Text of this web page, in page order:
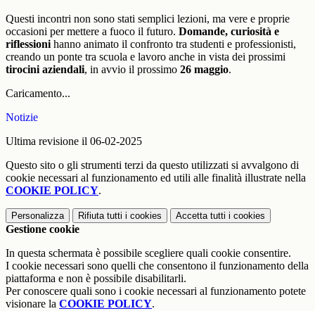
Questi incontri non sono stati semplici lezioni, ma vere e proprie
occasioni per mettere a fuoco il futuro. Domande, curiosità e
riflessioni hanno animato il confronto tra studenti e professionisti,
creando un ponte tra scuola e lavoro anche in vista dei prossimi
tirocini aziendali, in avvio il prossimo 26 maggio.
Caricamento...
Notizie
Ultima revisione il 06-02-2025
Questo sito o gli strumenti terzi da questo utilizzati si avvalgono di
cookie necessari al funzionamento ed utili alle finalità illustrate nella
COOKIE POLICY.
Personalizza Rifiuta tutti i cookies Accetta tutti i cookies
Gestione cookie
In questa schermata è possibile scegliere quali cookie consentire.
I cookie necessari sono quelli che consentono il funzionamento della
piattaforma e non è possibile disabilitarli.
Per conoscere quali sono i cookie necessari al funzionamento potete
visionare la COOKIE POLICY.